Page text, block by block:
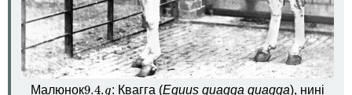
Малюнок9.4.g
9.4.g: Квагга (Equus quagga quagga), нині